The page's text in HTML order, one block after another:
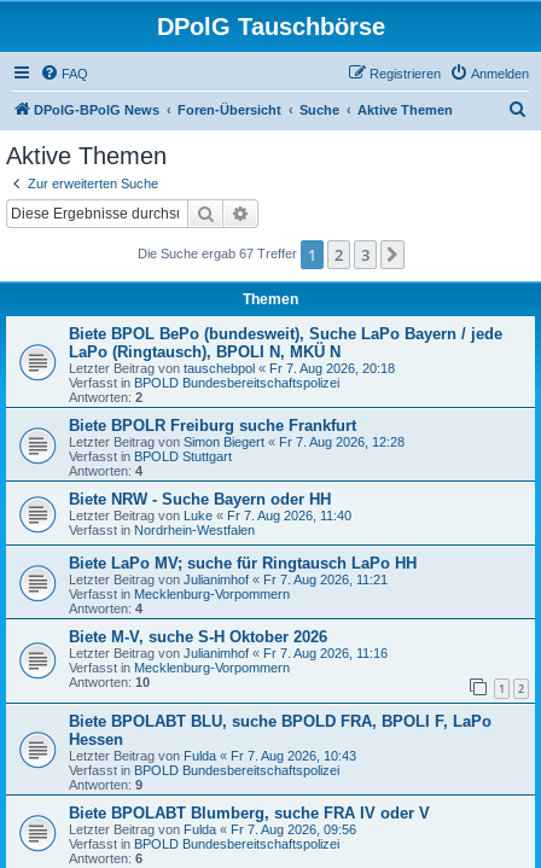
DPolG Tauschbörse
FAQ Anmelden
Registrieren
DPolG-BPolG News Foren-Übersicht Suche Aktive Themen
Aktive Themen
Zur erweiterten Suche
Suche
Die Suche ergab 67 Treffer 1 2 3
Themen
Biete BPOL BePo (bundesweit), Suche LaPo Bayern / jede
LaPo (Ringtausch), BPOLI N, MKÜ N
Letzter Beitrag von tauschebpol « Fr 7. Aug 2026, 20:18
Verfasst in BPOLD Bundesbereitschaftspolizei
Antworten: 2
Biete BPOLR Freiburg suche Frankfurt
Letzter Beitrag von Simon Biegert « Fr 7. Aug 2026, 12:28
Verfasst in BPOLD Stuttgart
Antworten: 4
Biete NRW - Suche Bayern oder HH
Letzter Beitrag von Luke « Fr 7. Aug 2026, 11:40
Verfasst in Nordrhein-Westfalen
Biete LaPo MV; suche für Ringtausch LaPo HH
Letzter Beitrag von Julianimhof « Fr 7. Aug 2026, 11:21
Verfasst in Mecklenburg-Vorpommern
Antworten: 4
Biete M-V, suche S-H Oktober 2026
Letzter Beitrag von Julianimhof « Fr 7. Aug 2026, 11:16
Verfasst in Mecklenburg-Vorpommern
Antworten: 10 1 2
Biete BPOLABT BLU, suche BPOLD FRA, BPOLI F, LaPo
Hessen
Letzter Beitrag von Fulda « Fr 7. Aug 2026, 10:43
Verfasst in BPOLD Bundesbereitschaftspolizei
Antworten: 9
Biete BPOLABT Blumberg, suche FRA IV oder V
Letzter Beitrag von Fulda « Fr 7. Aug 2026, 09:56
Verfasst in BPOLD Bundesbereitschaftspolizei
Antworten: 6